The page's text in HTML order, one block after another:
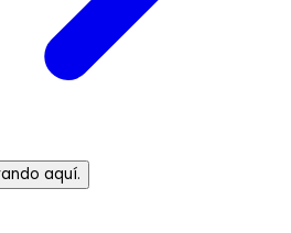
aquí.